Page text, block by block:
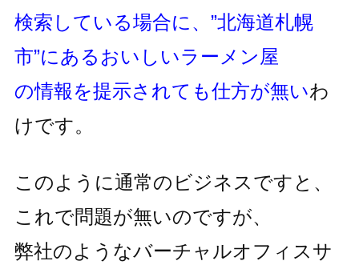
検索している場合に、”北海道札幌
市”にあるおいしいラーメン屋
の情報を提示されても仕方が無いわ
けです。
このように通常のビジネスですと、
これで問題が無いのですが、
弊社のようなバーチャルオフィスサ